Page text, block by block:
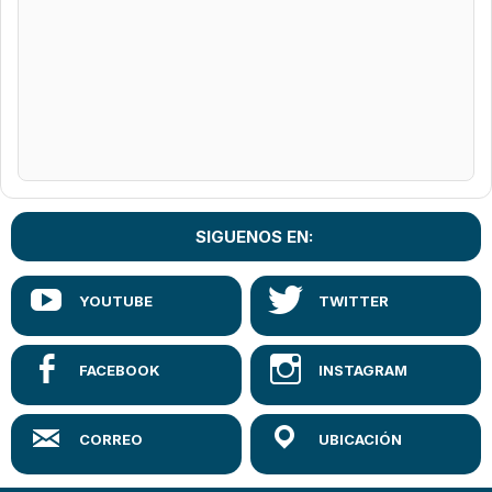
SIGUENOS EN: